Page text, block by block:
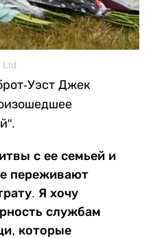
Уэст Джек
с ее семьей и
переживают
Я хочу
службам
которые